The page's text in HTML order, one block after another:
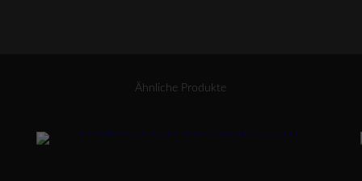
Ähnliche Produkte
Dieses Produkt weist mehrere Varianten auf. Die Optionen können auf der Produktseite gewählt werden